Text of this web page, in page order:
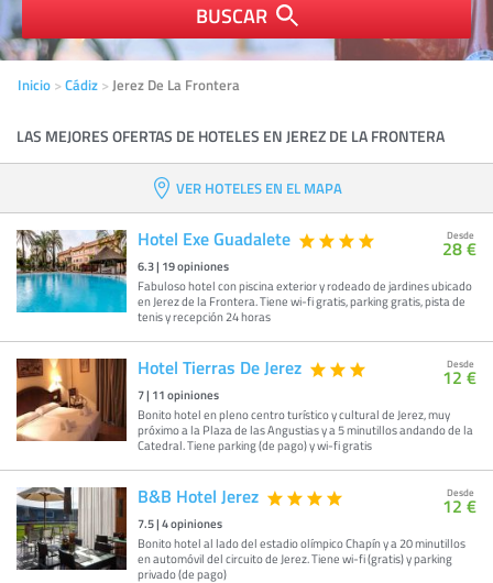
BUSCAR
Inicio Cádiz Jerez De La Frontera
LAS MEJORES OFERTAS DE HOTELES EN JEREZ DE LA FRONTERA
VER HOTELES EN EL MAPA
Hotel Exe Guadalete
6.3| 19opiniones
Fabuloso hotel con piscina exterior y rodeado de jardines ubicado
en Jerez de la Frontera. Tiene wi-fi gratis, parking gratis, pista de
tenis y recepción 24 horas
Desde
28 €
Hotel Tierras De Jerez
7| 11opiniones
Bonito hotel en pleno centro turístico y cultural de Jerez, muy
próximo a la Plaza de las Angustias y a 5 minutillos andando de la
Catedral. Tiene parking (de pago) y wi-fi gratis
Desde
12 €
B&B Hotel Jerez
7.5|4opiniones
Bonito hotel al lado del estadio olímpico Chapín y a 20 minutillos
en automóvil del circuito de Jerez. Tiene wi-fi (gratis) y parking
privado (de pago)
Desde
12 €